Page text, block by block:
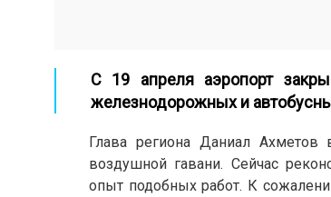
С 19 апреля аэропорт
железнодорожных и
Глава региона Даниал
воздушной гавани. Сейчас
опыт подобных работ. К